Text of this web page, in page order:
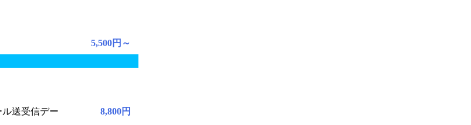
5,500円～
送受信デー
8,800円